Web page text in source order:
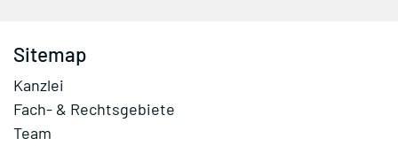
Sitemap
Kanzlei
Fach- & Rechtsgebiete
Team